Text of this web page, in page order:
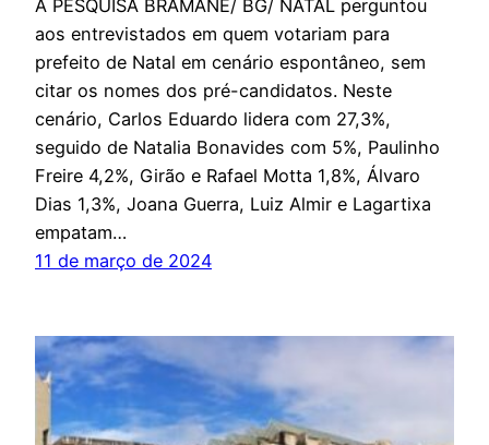
A PESQUISA BRÂMANE/ BG/ NATAL perguntou
aos entrevistados em quem votariam para
prefeito de Natal em cenário espontâneo, sem
citar os nomes dos pré-candidatos. Neste
cenário, Carlos Eduardo lidera com 27,3%,
seguido de Natalia Bonavides com 5%, Paulinho
Freire 4,2%, Girão e Rafael Motta 1,8%, Álvaro
Dias 1,3%, Joana Guerra, Luiz Almir e Lagartixa
empatam…
11 de março de 2024